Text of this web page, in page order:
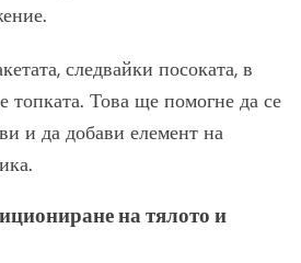
следвайки посоката, в
топката. Това ще помогне да се
и да добави елемент на
на тялото и